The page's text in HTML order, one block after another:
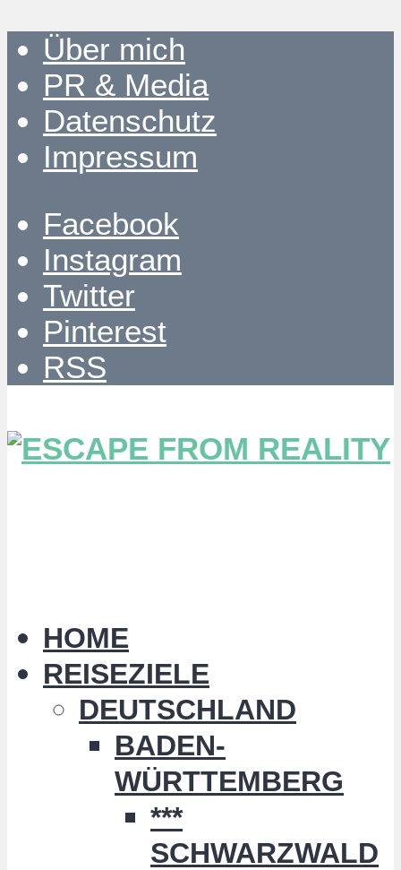
Über mich
PR & Media
Datenschutz
Impressum
Facebook
Instagram
Twitter
Pinterest
RSS
HOME
REISEZIELE
DEUTSCHLAND
BADEN-
WÜRTTEMBERG
***
SCHWARZWALD